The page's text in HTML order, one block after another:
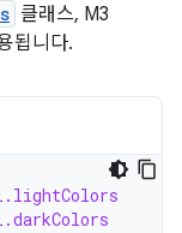
클래스, M3
됩니다.